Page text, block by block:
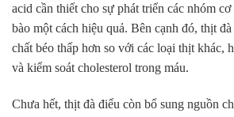
acid cần thiết cho sự phát triển các nhóm
bào một cách hiệu quả. Bên cạnh đó, thịt
chất béo thấp hơn so với các loại thịt khác,
và kiểm soát cholesterol trong máu.
Chưa hết, thịt đà điểu còn bổ sung nguồn